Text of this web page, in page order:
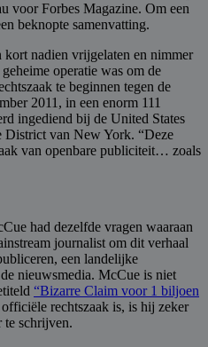
voor Forbes Magazine. Om een
beknopte samenvatting.
kort nadien vrijgelaten en nimmer
operatie was om de
te beginnen tegen de
2011, in een enorm 111
ingediend bij de United States
van New York. “Deze
van openbare publiciteit… zoals
had dezelfde vragen waaraan
journalist om dit verhaal
een landelijke
nieuwsmedia. McCue is niet
“Bizarre Claim voor 1 biljoen
rechtszaak is, is hij zeker
te schrijven.